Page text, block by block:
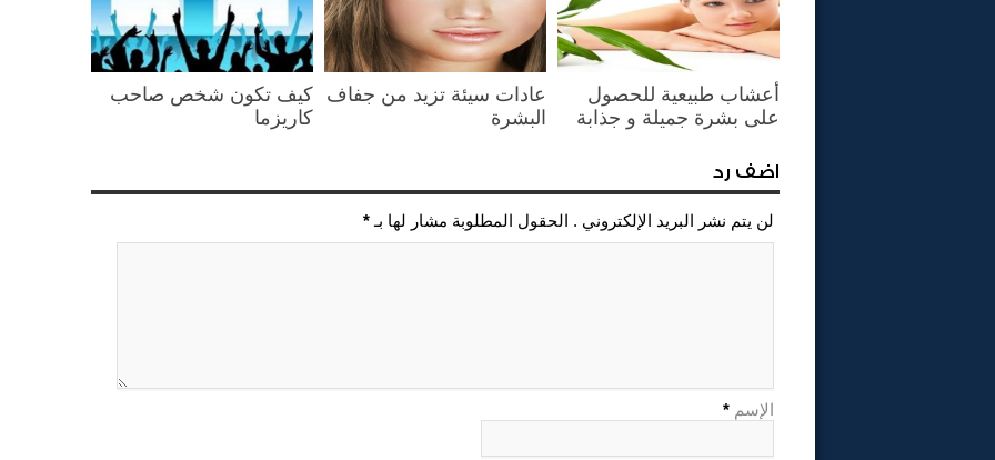
أعشاب طبيعية للحصول
على بشرة جميلة و جذابة
عادات سيئة تزيد من جفاف
البشرة
كيف تكون شخص صاحب
كاريزما
اضف رد
لن يتم نشر البريد الإلكتروني . الحقول المطلوبة مشار لها بـ*
الإسم *